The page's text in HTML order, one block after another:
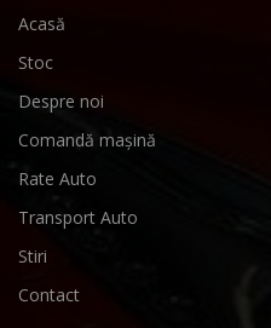
Acasă
Stoc
Despre noi
Comandă mașină
Rate Auto
Transport Auto
Stiri
Contact